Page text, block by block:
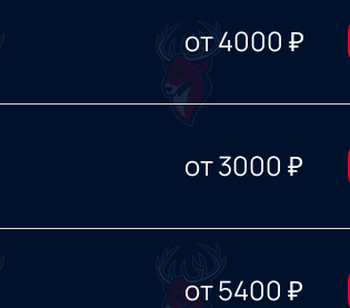
от4000 ₽
от3000 ₽
от5400 ₽